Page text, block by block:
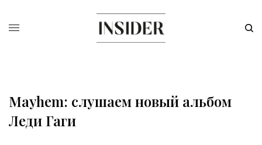
Mayhem: слушаем новый альбом
Леди Гаги